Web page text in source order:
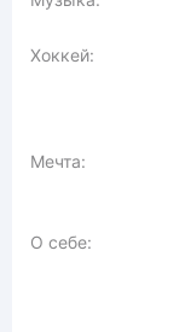
Хоккей:
Мечта:
О себе: